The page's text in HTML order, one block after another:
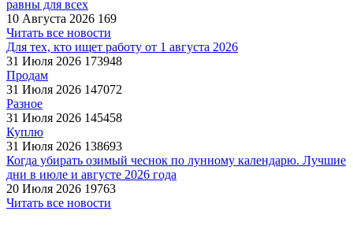
равны для всех
10 Августа 2026 169
Читать все новости
Для тех, кто ищет работу от 1 августа 2026
31 Июля 2026 173948
Продам
31 Июля 2026 147072
Разное
31 Июля 2026 145458
Куплю
31 Июля 2026 138693
Когда убирать озимый чеснок по лунному календарю. Лучшие
дни в июле и августе 2026 года
20 Июля 2026 19763
Читать все новости